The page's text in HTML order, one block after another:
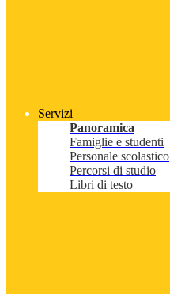
Servizi
Panoramica
Famiglie e studenti
Personale scolastico
Percorsi di studio
Libri di testo